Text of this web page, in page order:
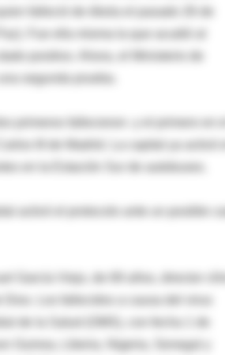
falleció de ébola el pasado 26 de
segunda prueba.
primeros fallecieron- y el primero en el
III de Madrid. La capital ya activó el
en la Estación Sur de autobuses.
activó el protocolo ante un posible
García Viejo, de 69 años, director
de la Salud (OMS), con fecha 1 de
Guinea, Liberia, Nigeria, Senegal y